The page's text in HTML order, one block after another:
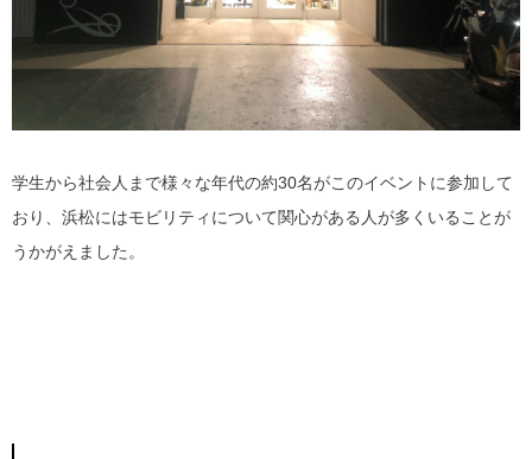
学生から社会人まで様々な年代の約30名がこのイベントに参加して
おり、浜松にはモビリティについて関心がある人が多くいることが
うかがえました。